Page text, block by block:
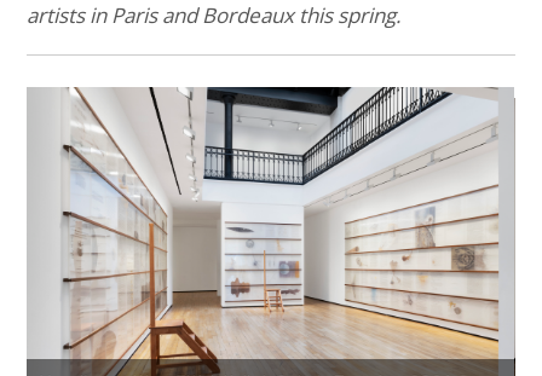
artists in Paris and Bordeaux this spring.